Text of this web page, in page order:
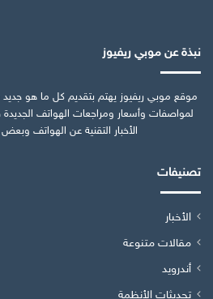
نبذة عن موبي ريفيوز
موقع موبي ريفيوز يهتم بتقديم كل ما هو
لمواصفات وأسعار ومراجعات الهواتف
الأخبار التقنية عن الهواتف
تصنيفات
الأخبار
مقالات متنوعة
أندرويد
تحديثات الأنظمة